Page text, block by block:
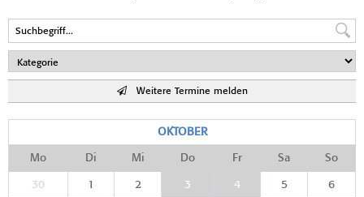
Weitere Termine melden
OKTOBER
Mo Di Mi Do Fr Sa So
30 1 2 3 4 5 6